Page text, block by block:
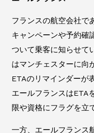
フランスの航空会社で
キャンペーンや予約確
ついて乗客に知らせて
はマンチェスターに向
ETAのリマインダーが
エールフランスはETA
限や資格にフラグを立
一方、エールフランス